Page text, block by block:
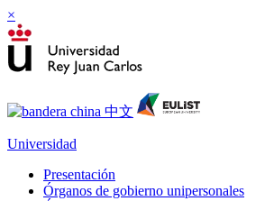
×
Universidad
Presentación
Órganos de gobierno unipersonales